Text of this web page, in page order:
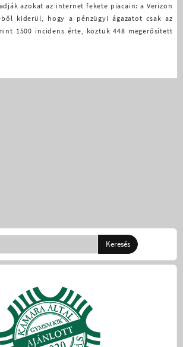
azokat az internet fekete piacain: a Verizon
kiderül, hogy a pénzügyi ágazatot csak az
1500 incidens érte, köztük 448 megerősített